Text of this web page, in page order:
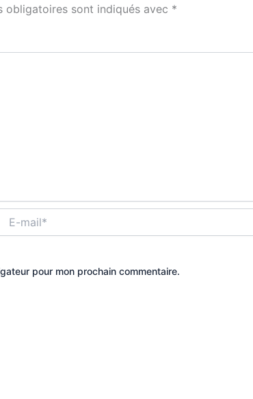
obligatoires sont indiqués avec *
mail*
pour mon prochain commentaire.